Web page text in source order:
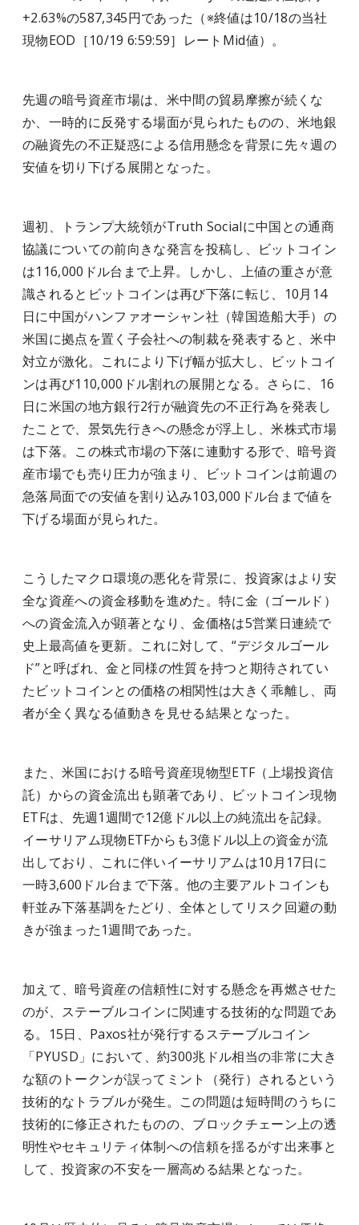
+2.63%の587,345円であった（※終値は10/18の当社
現物EOD［10/19 6:59:59］レートMid値）。
先週の暗号資産市場は、米中間の貿易摩擦が続くな
か、一時的に反発する場面が見られたものの、米地銀
の融資先の不正疑惑による信用懸念を背景に先々週の
安値を切り下げる展開となった。
週初、トランプ大統領がTruth Socialに中国との通商
協議についての前向きな発言を投稿し、ビットコイン
は116,000ドル台まで上昇。しかし、上値の重さが意
識されるとビットコインは再び下落に転じ、10月14
日に中国がハンファオーシャン社（韓国造船大手）の
米国に拠点を置く子会社への制裁を発表すると、米中
対立が激化。これにより下げ幅が拡大し、ビットコイ
ンは再び110,000ドル割れの展開となる。さらに、16
日に米国の地方銀行2行が融資先の不正行為を発表し
たことで、景気先行きへの懸念が浮上し、米株式市場
は下落。この株式市場の下落に連動する形で、暗号資
産市場でも売り圧力が強まり、ビットコインは前週の
急落局面での安値を割り込み103,000ドル台まで値を
下げる場面が見られた。
こうしたマクロ環境の悪化を背景に、投資家はより安
全な資産への資金移動を進めた。特に金（ゴールド）
への資金流入が顕著となり、金価格は5営業日連続で
史上最高値を更新。これに対して、“デジタルゴール
ド”と呼ばれ、金と同様の性質を持つと期待されてい
たビットコインとの価格の相関性は大きく乖離し、両
者が全く異なる値動きを見せる結果となった。
また、米国における暗号資産現物型ETF（上場投資信
託）からの資金流出も顕著であり、ビットコイン現物
ETFは、先週1週間で12億ドル以上の純流出を記録。
イーサリアム現物ETFからも3億ドル以上の資金が流
出しており、これに伴いイーサリアムは10月17日に
一時3,600ドル台まで下落。他の主要アルトコインも
軒並み下落基調をたどり、全体としてリスク回避の動
きが強まった1週間であった。
加えて、暗号資産の信頼性に対する懸念を再燃させた
のが、ステーブルコインに関連する技術的な問題であ
る。15日、Paxos社が発行するステーブルコイン
「PYUSD」において、約300兆ドル相当の非常に大き
な額のトークンが誤ってミント（発行）されるという
技術的なトラブルが発生。この問題は短時間のうちに
技術的に修正されたものの、ブロックチェーン上の透
明性やセキュリティ体制への信頼を揺るがす出来事と
して、投資家の不安を一層高める結果となった。